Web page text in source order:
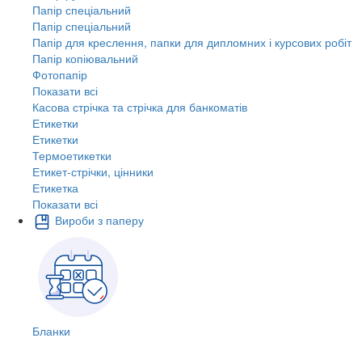
Папір спеціальний
Папір спеціальний
Папір для креслення, папки для дипломних і курсових робіт
Папір копіювальний
Фотопапір
Показати всі
Касова стрічка та стрічка для банкоматів
Етикетки
Етикетки
Термоетикетки
Етикет-стрічки, цінники
Етикетка
Показати всі
Вироби з паперу
Бланки